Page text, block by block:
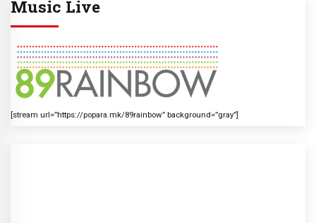
Music Live
[stream url=”https://popara.mk/89rainbow” background=”gray”]